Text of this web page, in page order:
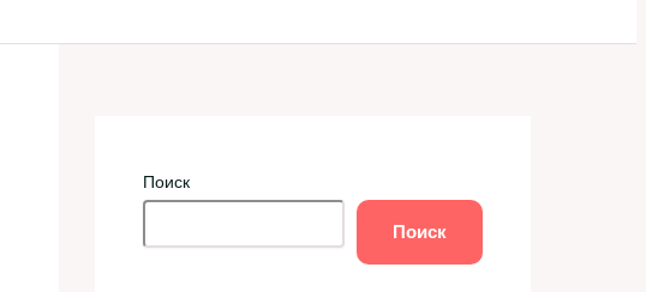
Поиск
Поиск